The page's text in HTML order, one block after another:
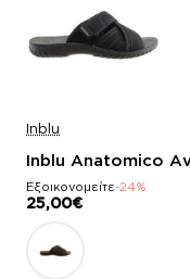
Inblu
Inblu Anatomico
Εξοικονομείτε-24%
25,00€